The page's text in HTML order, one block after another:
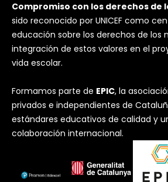
Compromiso con los derechos de
sido reconocido por UNICEF como
educación sobre los derechos de los
integración de estos valores en el
vida escolar.
Formamos parte de EPIC, la
privados e independientes de
estándares educativos de calidad y
colaboración internacional.